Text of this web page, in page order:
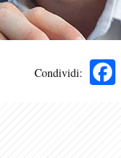
Condividi: